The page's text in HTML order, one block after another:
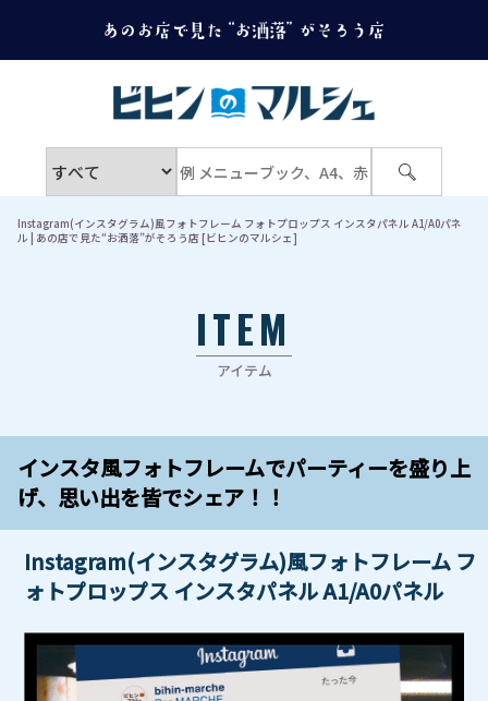
Instagram(インスタグラム)風フォトフレーム フォトプロップス インスタパネル A1/A0パネ
ル | あの店で見た“お洒落”がそろう店 [ビヒンのマルシェ]
ITEM
アイテム
インスタ風フォトフレームでパーティーを盛り上
げ、思い出を皆でシェア！！
Instagram(インスタグラム)風フォトフレーム フ
ォトプロップス インスタパネル A1/A0パネル